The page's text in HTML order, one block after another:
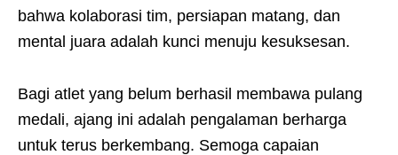
bahwa kolaborasi tim, persiapan matang, dan
mental juara adalah kunci menuju kesuksesan.
Bagi atlet yang belum berhasil membawa pulang
medali, ajang ini adalah pengalaman berharga
untuk terus berkembang. Semoga capaian